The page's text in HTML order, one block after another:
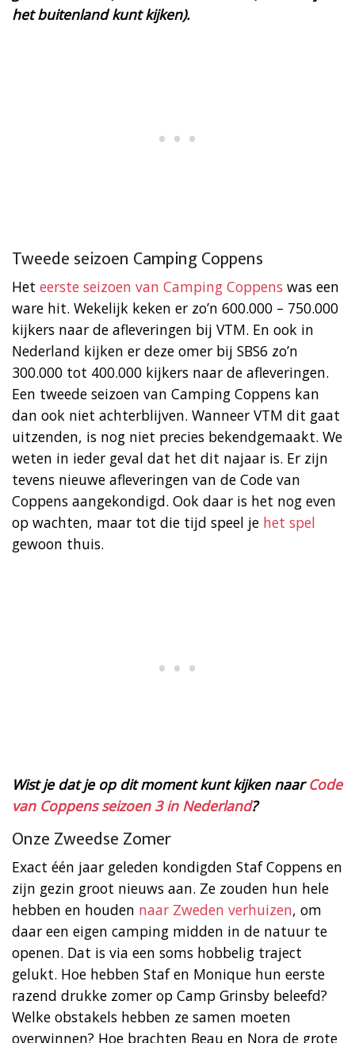
het buitenland kunt kijken).
Tweede seizoen Camping Coppens
Het eerste seizoen van Camping Coppens was een
ware hit. Wekelijk keken er zo’n 600.000 – 750.000
kijkers naar de afleveringen bij VTM. En ook in
Nederland kijken er deze omer bij SBS6 zo’n
300.000 tot 400.000 kijkers naar de afleveringen.
Een tweede seizoen van Camping Coppens kan
dan ook niet achterblijven. Wanneer VTM dit gaat
uitzenden, is nog niet precies bekendgemaakt. We
weten in ieder geval dat het dit najaar is. Er zijn
tevens nieuwe afleveringen van de Code van
Coppens aangekondigd. Ook daar is het nog even
op wachten, maar tot die tijd speel je het spel
gewoon thuis.
Wist je dat je op dit moment kunt kijken naarCode
van Coppens seizoen 3 in Nederland?
Onze Zweedse Zomer
Exact één jaar geleden kondigden Staf Coppens en
zijn gezin groot nieuws aan. Ze zouden hun hele
hebben en houden naar Zweden verhuizen, om
daar een eigen camping midden in de natuur te
openen. Dat is via een soms hobbelig traject
gelukt. Hoe hebben Staf en Monique hun eerste
razend drukke zomer op Camp Grinsby beleefd?
Welke obstakels hebben ze samen moeten
overwinnen? Hoe brachten Beau en Nora de grote